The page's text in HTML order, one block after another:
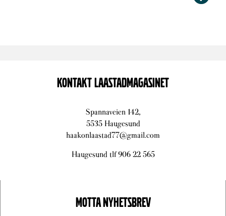
KONTAKT LAASTADMAGASINET
Spannaveien 142,
5535 Haugesund
haakonlaastad77@gmail.com
Haugesund tlf 906 22 565
MOTTA NYHETSBREV